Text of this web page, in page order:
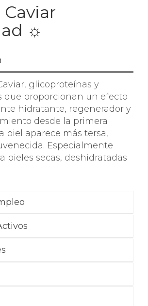
☼
glicoproteínas y
que proporcionan un efecto
hidratante, regenerador y
desde la primera
piel aparece más tersa,
Especialmente
pieles secas, deshidratadas